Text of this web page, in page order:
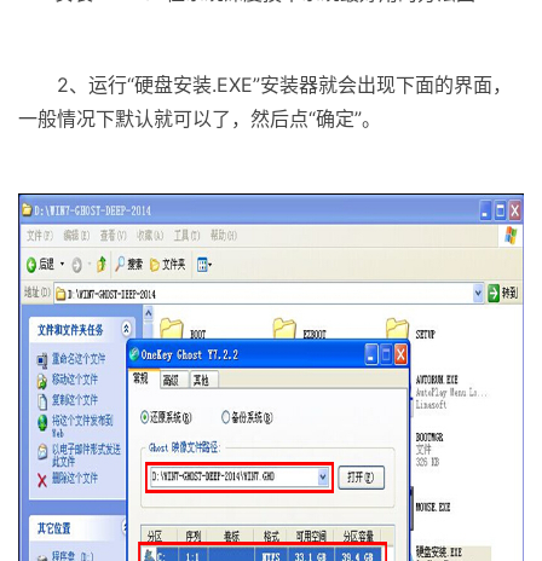
2、运行“硬盘安装.EXE”安装器就会出现下面的界面，
一般情况下默认就可以了，然后点“确定”。